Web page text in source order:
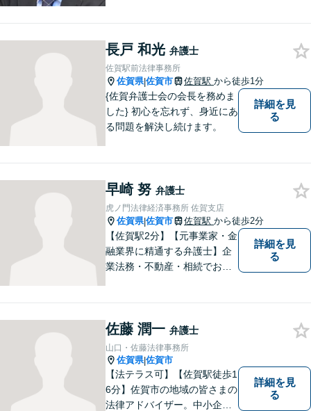
など幅広く対応しております
ので、まずはお気軽にご相談
下さい。【JR佐賀駅1分】
【子連れ相談可】
長戸 和光 弁護士
佐賀駅前法律事務所
佐賀県|佐賀市 佐賀駅 から徒歩1分
{佐賀弁護士会の会長を務めま
した} 初心を忘れず、身近にあ
る問題を解決し続けます。
詳細を見
る
早崎 努 弁護士
虎ノ門法律経済事務所 佐賀支店
佐賀県|佐賀市 佐賀駅 から徒歩2分
【佐賀駅2分】【元事業家・金
融業界に精通する弁護士】企
業法務・不動産・相続でお困
【士業ワンストップサービ
ス】
詳細を見
る
佐藤 潤一 弁護士
山口・佐藤法律事務所
佐賀県|佐賀市
【法テラス可】【佐賀駅徒歩1
6分】佐賀市の地域の皆さまの
法律アドバイザー。中小企業
詳細を見
る